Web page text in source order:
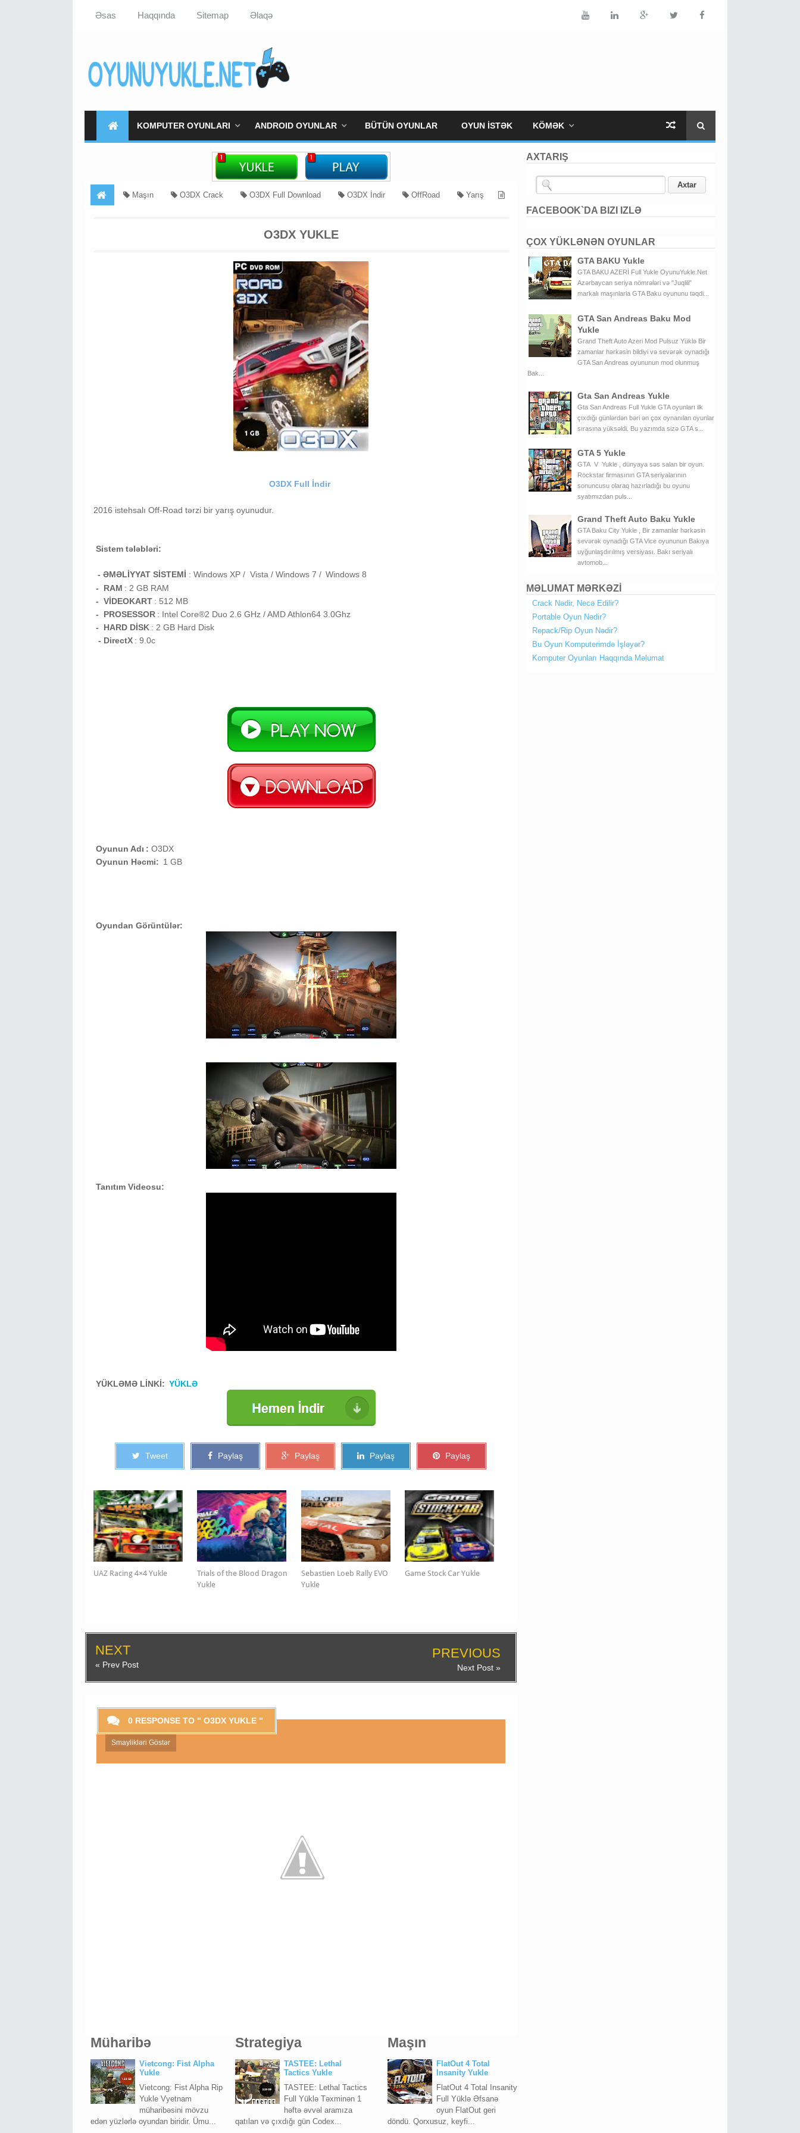
Əsas Haqqında Sitemap Əlaqə
KOMPUTER OYUNLARI ANDROID OYUNLAR BÜTÜN OYUNLAR OYUN İSTƏK KÖMƏK
Maşın O3DX Crack O3DX Full Download O3DX İndir OffRoad Yarış
O3DX YUKLE
O3DX Full İndir
2016 istehsalı Off-Road tərzi bir yarış oyunudur.
Sistem tələbləri:
- ƏMƏLİYYAT SİSTEMİ : Windows XP / Vista / Windows 7 / Windows 8
- RAM : 2 GB RAM
- VİDEOKART : 512 MB
- PROSESSOR : Intel Core®2 Duo 2.6 GHz / AMD Athlon64 3.0Ghz
- HARD DİSK : 2 GB Hard Disk
- DirectX : 9.0c
Oyunun Adı : O3DX
Oyunun Həcmi: 1 GB
Oyundan Görüntülər:
Tanıtım Videosu:
YÜKLƏMƏ LİNKİ: YÜKLƏ
Tweet Paylaş Paylaş Paylaş Paylaş
UAZ Racing 4×4 Yukle
Trials of the Blood Dragon
Yukle
Sebastien Loeb Rally EVO
Yukle
Game Stock Car Yukle
NEXT
« Prev Post
PREVIOUS
Next Post »
0 RESPONSE TO " O3DX YUKLE "
Smaylikləri Göstər
Müharibə
Vietcong: Fist Alpha
Yukle
Vietcong: Fist Alpha Rip
Yukle Vyetnam
müharibəsini mövzu
edən yüzlərlə oyundan biridir. Ümu...
Maşın
FlatOut 4 Total
Insanity Yukle
FlatOut 4 Total Insanity
Full Yüklə Əfsanə
oyun FlatOut geri
döndü. Qorxusuz, keyfi...
Strategiya
TASTEE: Lethal
Tactics Yukle
TASTEE: Lethal Tactics
Full Yüklə Təxminən 1
həftə əvvəl aramıza
qatılan və çıxdığı gün Codex...
AXTARIŞ
FACEBOOK`DA BIZI IZLƏ
ÇOX YÜKLƏNƏN OYUNLAR
GTA BAKU Yukle
GTA BAKU AZERİ Full Yukle OyunuYukle.Net
Azərbaycan seriya nömrələri və "Juqlili"
markalı maşınlarla GTA Baku oyununu təqdi...
GTA San Andreas Baku Mod
Yukle
Grand Theft Auto Azeri Mod Pulsuz Yüklə Bir
zamanlar hərkəsin bildiyi və sevərək oynadığı
GTA San Andreas oyununun mod olunmuş
Bak...
Gta San Andreas Yukle
Gta San Andreas Full Yukle GTA oyunları ilk
çıxdığı günlərdən bəri ən çox oynanılan oyunlar
sırasına yüksəldi. Bu yazımda sizə GTA s...
GTA 5 Yukle
GTA V Yukle , dünyaya səs salan bir oyun.
Rockstar firmasının GTA seriyalarının
sonuncusu olaraq hazırladığı bu oyunu
syatımızdan puls...
Grand Theft Auto Baku Yukle
GTA Baku City Yukle , Bir zamanlar hərkəsin
sevərək oynadığı GTA Vice oyununun Bakıya
uyğunlaşdırılmış versiyası. Bakı seriyalı
avtomob...
MƏLUMAT MƏRKƏZİ
Crack Nədir, Necə Edilir?
Portable Oyun Nədir?
Repack/Rip Oyun Nədir?
Bu Oyun Komputerimdə İşləyər?
Komputer Oyunları Haqqında Məlumat